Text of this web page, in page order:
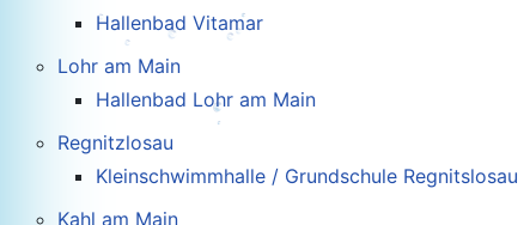
Hallenbad Vitamar
Lohr am Main
Hallenbad Lohr am Main
Regnitzlosau
Kleinschwimmhalle / Grundschule Regnitslosau
Kahl am Main